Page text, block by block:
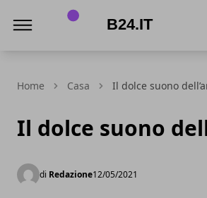
Home Casa Il dolce suono
Il dolce suono
di Redazione12/05/2021